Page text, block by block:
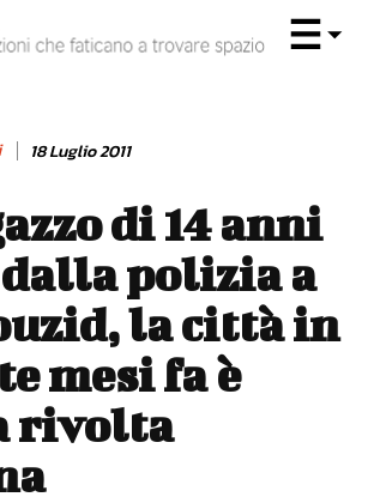
18 Luglio 2011
di 14 anni
polizia a
la città in
mesi fa è
rivolta